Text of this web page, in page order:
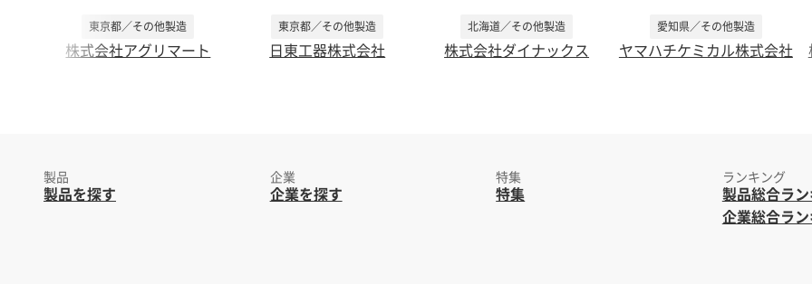
東京都／その他製造
株式会社アグリマート
東京都／その他製造
日東工器株式会社
北海道／その他製造
株式会社ダイナックス
愛知県／その他製造
ヤマハチケミカル株式会社
製品
製品を探す
企業
企業を探す
特集
特集
ランキング
製品総合ラ
企業総合ラ